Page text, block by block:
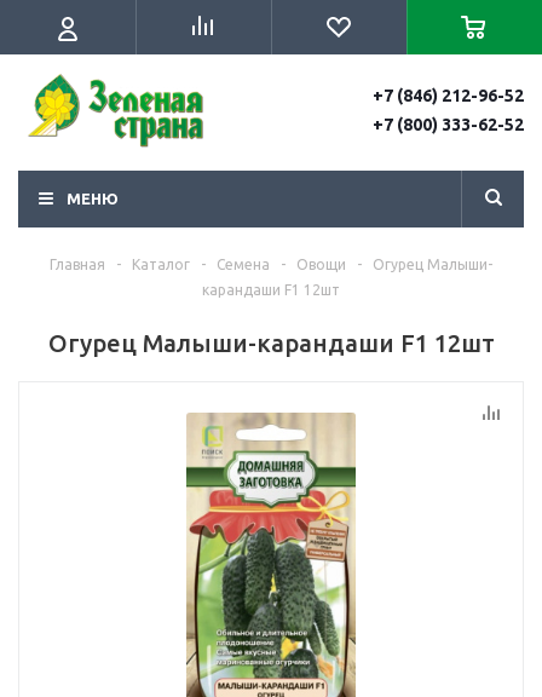
+7 (846) 212-96-52
+7 (800) 333-62-52
МЕНЮ
Главная - Каталог - Семена - Овощи -
Огурец Малыши-
карандаши F1 12шт
Огурец Малыши-карандаши F1 12шт